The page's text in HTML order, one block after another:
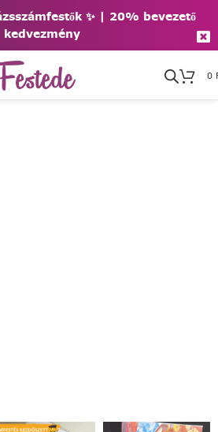
✨ | 20% bevezető
kedvezmény
0